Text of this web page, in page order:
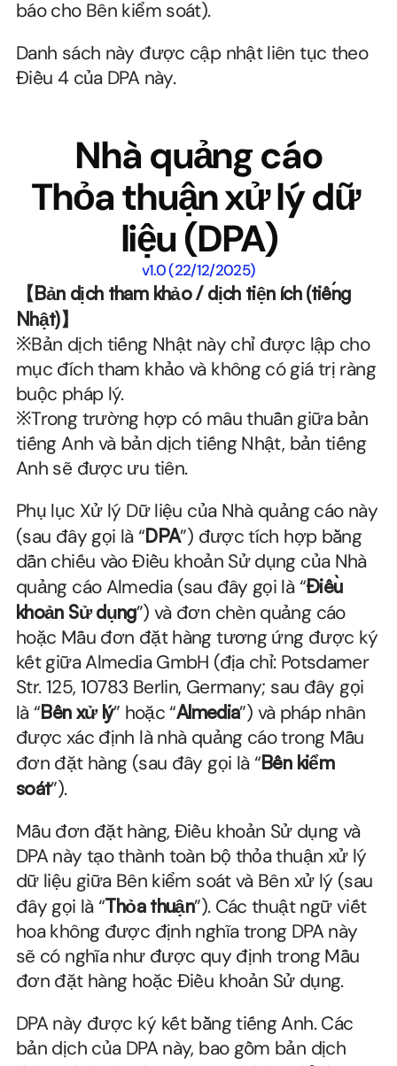
báo cho Bên kiểm soát).
Danh sách này được cập nhật liên tục theo
Điều 4 của DPA này.
Nhà quảng cáo
Thỏa thuận xử lý dữ
liệu (DPA)
v1.0 (22/12/2025)
【Bản dịch tham khảo / dịch tiện ích (tiếng
Nhật)】
※Bản dịch tiếng Nhật này chỉ được lập cho
mục đích tham khảo và không có giá trị ràng
buộc pháp lý.
※Trong trường hợp có mâu thuẫn giữa bản
tiếng Anh và bản dịch tiếng Nhật, bản tiếng
Anh sẽ được ưu tiên.
Phụ lục Xử lý Dữ liệu của Nhà quảng cáo này
(sau đây gọi là “DPA”) được tích hợp bằng
dẫn chiếu vào Điều khoản Sử dụng của Nhà
quảng cáo Almedia (sau đây gọi là “Điều
khoản Sử dụng”) và đơn chèn quảng cáo
hoặc Mẫu đơn đặt hàng tương ứng được ký
kết giữa Almedia GmbH (địa chỉ: Potsdamer
Str. 125, 10783 Berlin, Germany; sau đây gọi
là “Bên xử lý” hoặc “Almedia”) và pháp nhân
được xác định là nhà quảng cáo trong Mẫu
đơn đặt hàng (sau đây gọi là “Bên kiểm
soát”).
Mẫu đơn đặt hàng, Điều khoản Sử dụng và
DPA này tạo thành toàn bộ thỏa thuận xử lý
dữ liệu giữa Bên kiểm soát và Bên xử lý (sau
đây gọi là “Thỏa thuận”). Các thuật ngữ viết
hoa không được định nghĩa trong DPA này
sẽ có nghĩa như được quy định trong Mẫu
đơn đặt hàng hoặc Điều khoản Sử dụng.
DPA này được ký kết bằng tiếng Anh. Các
bản dịch của DPA này, bao gồm bản dịch